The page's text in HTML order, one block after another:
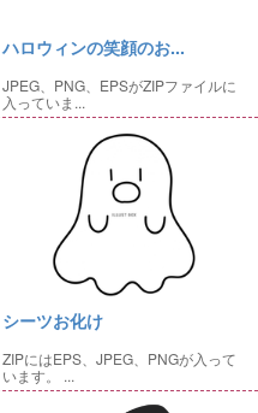
ハロウィンの笑顔のお...
JPEG、PNG、EPSがZIPファイルに
入っていま...
シーツお化け
ZIPにはEPS、JPEG、PNGが入って
います。 ...